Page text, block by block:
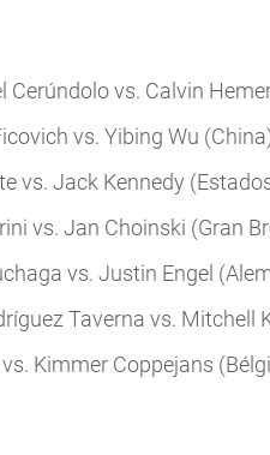
Cerúndolo vs. Calvin
vs. Yibing Wu
vs. Jack Kennedy
vs. Jan Choinski (Gran
vs. Justin Engel
Taverna vs. Mitchell
Kimmer Coppejans